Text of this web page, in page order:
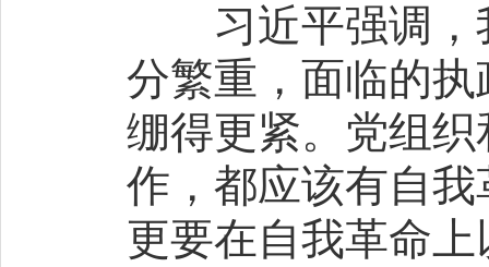
习近平强调，
分繁重，面临的
绷得更紧。党组
作，都应该有自
更要在自我革命